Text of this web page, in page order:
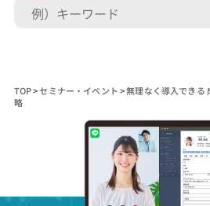
検
TOP>セミナー・イベント>無理なく導入できる
略